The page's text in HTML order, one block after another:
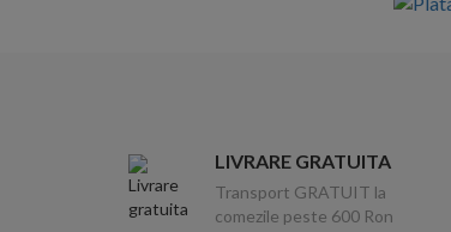
LIVRARE GRATUITA
Transport GRATUIT la
comezile peste 600 Ron